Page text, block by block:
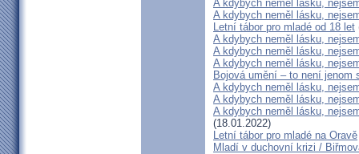
A kdybych neměl lásku,
A kdybych neměl lásku,
Letní tábor pro mladé od 18 let
A kdybych neměl lásku,
A kdybych neměl lásku,
A kdybych neměl lásku,
Bojová umění – to není jenom
A kdybych neměl lásku,
A kdybych neměl lásku,
A kdybych neměl lásku,
(18.01.2022)
Letní tábor pro mladé na Oravě
Mladí v duchovní krizi /